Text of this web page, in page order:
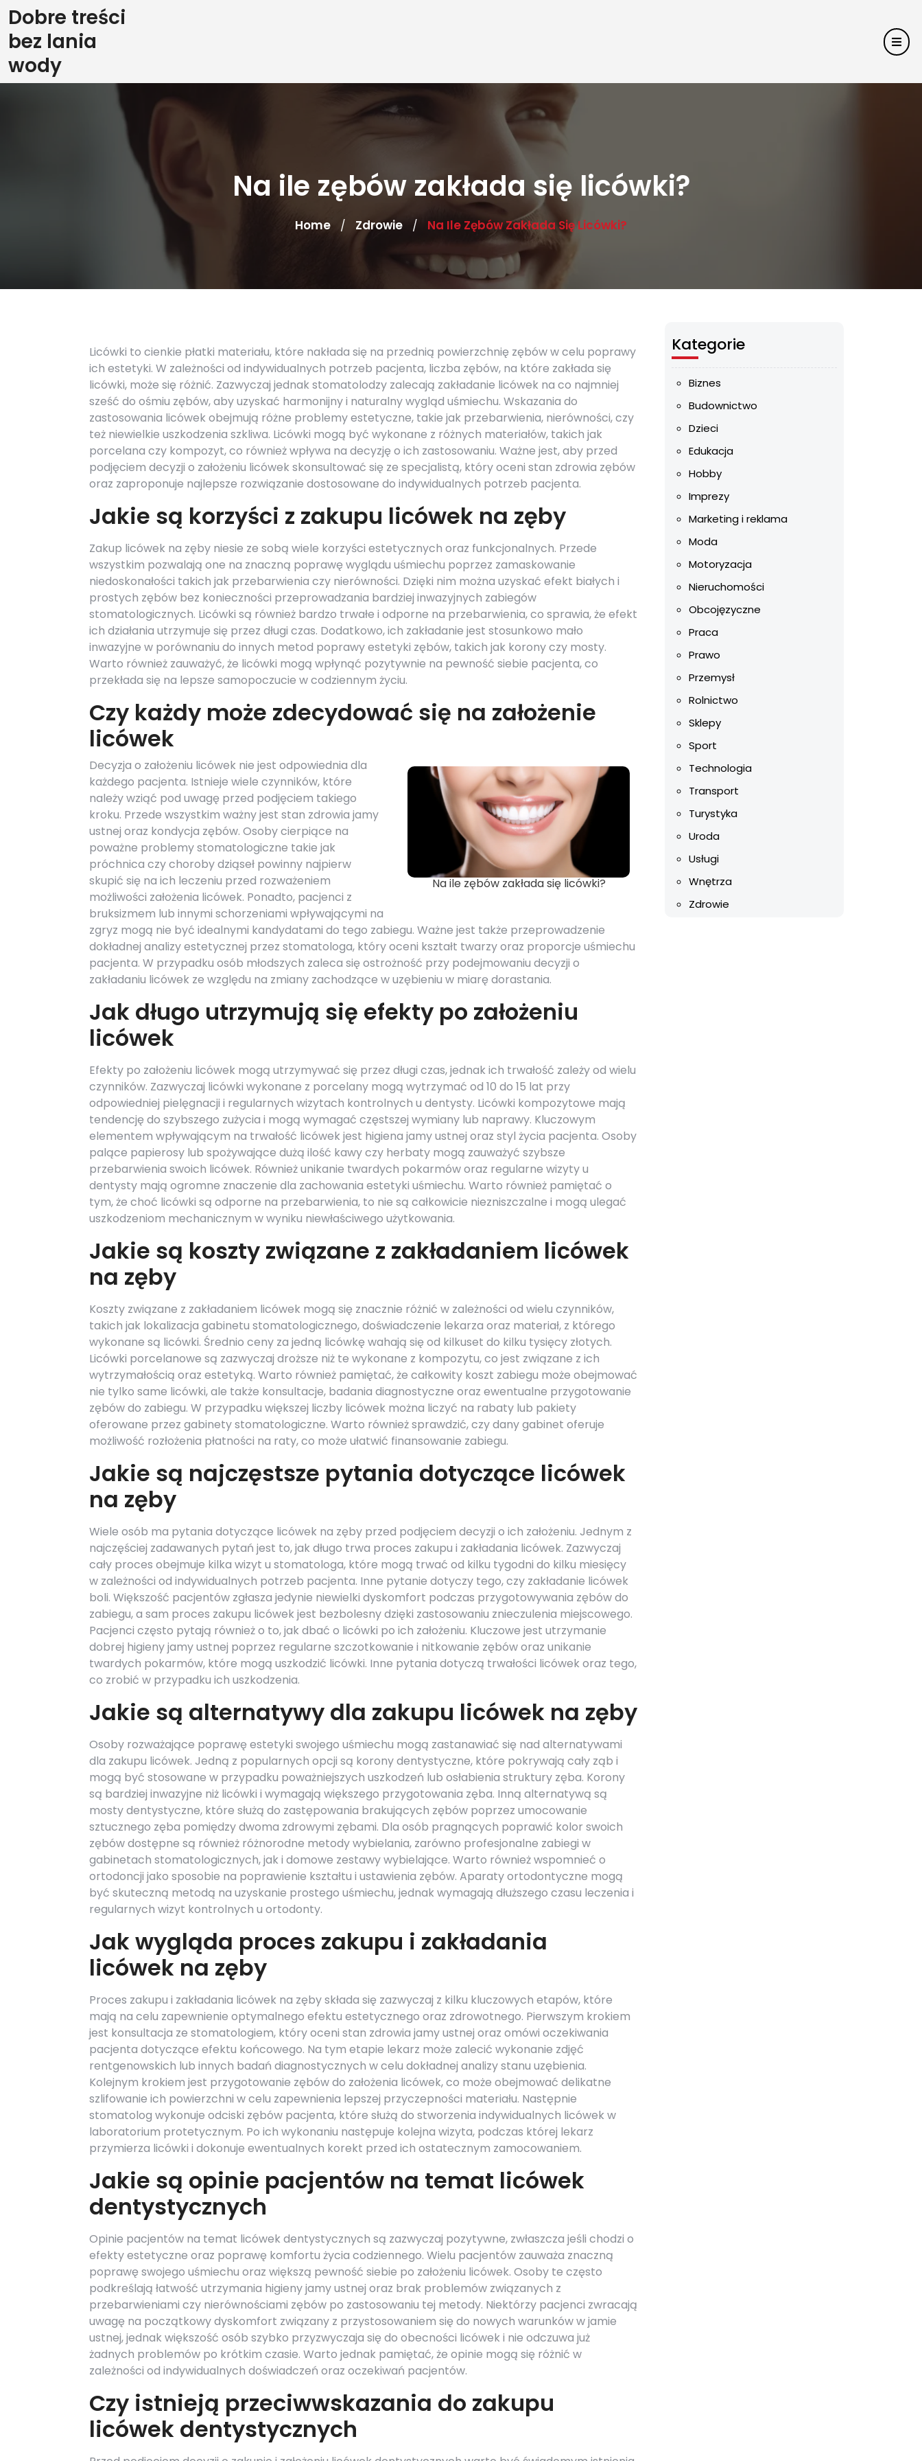
Skip
to
content
Dobre treści
bez lania
wody
Na ile zębów zakłada się licówki?
Home / Zdrowie / Na Ile Zębów Zakłada Się Licówki?
Licówki to cienkie płatki materiału, które nakłada się na przednią powierzchnię zębów w celu poprawy
ich estetyki. W zależności od indywidualnych potrzeb pacjenta, liczba zębów, na które zakłada się
licówki, może się różnić. Zazwyczaj jednak stomatolodzy zalecają zakładanie licówek na co najmniej
sześć do ośmiu zębów, aby uzyskać harmonijny i naturalny wygląd uśmiechu. Wskazania do
zastosowania licówek obejmują różne problemy estetyczne, takie jak przebarwienia, nierówności, czy
też niewielkie uszkodzenia szkliwa. Licówki mogą być wykonane z różnych materiałów, takich jak
porcelana czy kompozyt, co również wpływa na decyzję o ich zastosowaniu. Ważne jest, aby przed
podjęciem decyzji o założeniu licówek skonsultować się ze specjalistą, który oceni stan zdrowia zębów
oraz zaproponuje najlepsze rozwiązanie dostosowane do indywidualnych potrzeb pacjenta.
Jakie są korzyści z zakupu licówek na zęby
Zakup licówek na zęby niesie ze sobą wiele korzyści estetycznych oraz funkcjonalnych. Przede
wszystkim pozwalają one na znaczną poprawę wyglądu uśmiechu poprzez zamaskowanie
niedoskonałości takich jak przebarwienia czy nierówności. Dzięki nim można uzyskać efekt białych i
prostych zębów bez konieczności przeprowadzania bardziej inwazyjnych zabiegów
stomatologicznych. Licówki są również bardzo trwałe i odporne na przebarwienia, co sprawia, że efekt
ich działania utrzymuje się przez długi czas. Dodatkowo, ich zakładanie jest stosunkowo mało
inwazyjne w porównaniu do innych metod poprawy estetyki zębów, takich jak korony czy mosty.
Warto również zauważyć, że licówki mogą wpłynąć pozytywnie na pewność siebie pacjenta, co
przekłada się na lepsze samopoczucie w codziennym życiu.
Czy każdy może zdecydować się na założenie
licówek
Na ile zębów zakłada się licówki?
Decyzja o założeniu licówek nie jest odpowiednia dla
każdego pacjenta. Istnieje wiele czynników, które
należy wziąć pod uwagę przed podjęciem takiego
kroku. Przede wszystkim ważny jest stan zdrowia jamy
ustnej oraz kondycja zębów. Osoby cierpiące na
poważne problemy stomatologiczne takie jak
próchnica czy choroby dziąseł powinny najpierw
skupić się na ich leczeniu przed rozważeniem
możliwości założenia licówek. Ponadto, pacjenci z
bruksizmem lub innymi schorzeniami wpływającymi na
zgryz mogą nie być idealnymi kandydatami do tego zabiegu. Ważne jest także przeprowadzenie
dokładnej analizy estetycznej przez stomatologa, który oceni kształt twarzy oraz proporcje uśmiechu
pacjenta. W przypadku osób młodszych zaleca się ostrożność przy podejmowaniu decyzji o
zakładaniu licówek ze względu na zmiany zachodzące w uzębieniu w miarę dorastania.
Jak długo utrzymują się efekty po założeniu
licówek
Efekty po założeniu licówek mogą utrzymywać się przez długi czas, jednak ich trwałość zależy od wielu
czynników. Zazwyczaj licówki wykonane z porcelany mogą wytrzymać od 10 do 15 lat przy
odpowiedniej pielęgnacji i regularnych wizytach kontrolnych u dentysty. Licówki kompozytowe mają
tendencję do szybszego zużycia i mogą wymagać częstszej wymiany lub naprawy. Kluczowym
elementem wpływającym na trwałość licówek jest higiena jamy ustnej oraz styl życia pacjenta. Osoby
palące papierosy lub spożywające dużą ilość kawy czy herbaty mogą zauważyć szybsze
przebarwienia swoich licówek. Również unikanie twardych pokarmów oraz regularne wizyty u
dentysty mają ogromne znaczenie dla zachowania estetyki uśmiechu. Warto również pamiętać o
tym, że choć licówki są odporne na przebarwienia, to nie są całkowicie niezniszczalne i mogą ulegać
uszkodzeniom mechanicznym w wyniku niewłaściwego użytkowania.
Jakie są koszty związane z zakładaniem licówek
na zęby
Koszty związane z zakładaniem licówek mogą się znacznie różnić w zależności od wielu czynników,
takich jak lokalizacja gabinetu stomatologicznego, doświadczenie lekarza oraz materiał, z którego
wykonane są licówki. Średnio ceny za jedną licówkę wahają się od kilkuset do kilku tysięcy złotych.
Licówki porcelanowe są zazwyczaj droższe niż te wykonane z kompozytu, co jest związane z ich
wytrzymałością oraz estetyką. Warto również pamiętać, że całkowity koszt zabiegu może obejmować
nie tylko same licówki, ale także konsultacje, badania diagnostyczne oraz ewentualne przygotowanie
zębów do zabiegu. W przypadku większej liczby licówek można liczyć na rabaty lub pakiety
oferowane przez gabinety stomatologiczne. Warto również sprawdzić, czy dany gabinet oferuje
możliwość rozłożenia płatności na raty, co może ułatwić finansowanie zabiegu.
Jakie są najczęstsze pytania dotyczące licówek
na zęby
Wiele osób ma pytania dotyczące licówek na zęby przed podjęciem decyzji o ich założeniu. Jednym z
najczęściej zadawanych pytań jest to, jak długo trwa proces zakupu i zakładania licówek. Zazwyczaj
cały proces obejmuje kilka wizyt u stomatologa, które mogą trwać od kilku tygodni do kilku miesięcy
w zależności od indywidualnych potrzeb pacjenta. Inne pytanie dotyczy tego, czy zakładanie licówek
boli. Większość pacjentów zgłasza jedynie niewielki dyskomfort podczas przygotowywania zębów do
zabiegu, a sam proces zakupu licówek jest bezbolesny dzięki zastosowaniu znieczulenia miejscowego.
Pacjenci często pytają również o to, jak dbać o licówki po ich założeniu. Kluczowe jest utrzymanie
dobrej higieny jamy ustnej poprzez regularne szczotkowanie i nitkowanie zębów oraz unikanie
twardych pokarmów, które mogą uszkodzić licówki. Inne pytania dotyczą trwałości licówek oraz tego,
co zrobić w przypadku ich uszkodzenia.
Jakie są alternatywy dla zakupu licówek na zęby
Osoby rozważające poprawę estetyki swojego uśmiechu mogą zastanawiać się nad alternatywami
dla zakupu licówek. Jedną z popularnych opcji są korony dentystyczne, które pokrywają cały ząb i
mogą być stosowane w przypadku poważniejszych uszkodzeń lub osłabienia struktury zęba. Korony
są bardziej inwazyjne niż licówki i wymagają większego przygotowania zęba. Inną alternatywą są
mosty dentystyczne, które służą do zastępowania brakujących zębów poprzez umocowanie
sztucznego zęba pomiędzy dwoma zdrowymi zębami. Dla osób pragnących poprawić kolor swoich
zębów dostępne są również różnorodne metody wybielania, zarówno profesjonalne zabiegi w
gabinetach stomatologicznych, jak i domowe zestawy wybielające. Warto również wspomnieć o
ortodoncji jako sposobie na poprawienie kształtu i ustawienia zębów. Aparaty ortodontyczne mogą
być skuteczną metodą na uzyskanie prostego uśmiechu, jednak wymagają dłuższego czasu leczenia i
regularnych wizyt kontrolnych u ortodonty.
Jak wygląda proces zakupu i zakładania
licówek na zęby
Proces zakupu i zakładania licówek na zęby składa się zazwyczaj z kilku kluczowych etapów, które
mają na celu zapewnienie optymalnego efektu estetycznego oraz zdrowotnego. Pierwszym krokiem
jest konsultacja ze stomatologiem, który oceni stan zdrowia jamy ustnej oraz omówi oczekiwania
pacjenta dotyczące efektu końcowego. Na tym etapie lekarz może zalecić wykonanie zdjęć
rentgenowskich lub innych badań diagnostycznych w celu dokładnej analizy stanu uzębienia.
Kolejnym krokiem jest przygotowanie zębów do założenia licówek, co może obejmować delikatne
szlifowanie ich powierzchni w celu zapewnienia lepszej przyczepności materiału. Następnie
stomatolog wykonuje odciski zębów pacjenta, które służą do stworzenia indywidualnych licówek w
laboratorium protetycznym. Po ich wykonaniu następuje kolejna wizyta, podczas której lekarz
przymierza licówki i dokonuje ewentualnych korekt przed ich ostatecznym zamocowaniem.
Jakie są opinie pacjentów na temat licówek
dentystycznych
Opinie pacjentów na temat licówek dentystycznych są zazwyczaj pozytywne, zwłaszcza jeśli chodzi o
efekty estetyczne oraz poprawę komfortu życia codziennego. Wielu pacjentów zauważa znaczną
poprawę swojego uśmiechu oraz większą pewność siebie po założeniu licówek. Osoby te często
podkreślają łatwość utrzymania higieny jamy ustnej oraz brak problemów związanych z
przebarwieniami czy nierównościami zębów po zastosowaniu tej metody. Niektórzy pacjenci zwracają
uwagę na początkowy dyskomfort związany z przystosowaniem się do nowych warunków w jamie
ustnej, jednak większość osób szybko przyzwyczaja się do obecności licówek i nie odczuwa już
żadnych problemów po krótkim czasie. Warto jednak pamiętać, że opinie mogą się różnić w
zależności od indywidualnych doświadczeń oraz oczekiwań pacjentów.
Czy istnieją przeciwwskazania do zakupu
licówek dentystycznych
Kategorie
Biznes
Budownictwo
Dzieci
Edukacja
Hobby
Imprezy
Marketing i reklama
Moda
Motoryzacja
Nieruchomości
Obcojęzyczne
Praca
Prawo
Przemysł
Rolnictwo
Sklepy
Sport
Technologia
Transport
Turystyka
Uroda
Usługi
Wnętrza
Zdrowie